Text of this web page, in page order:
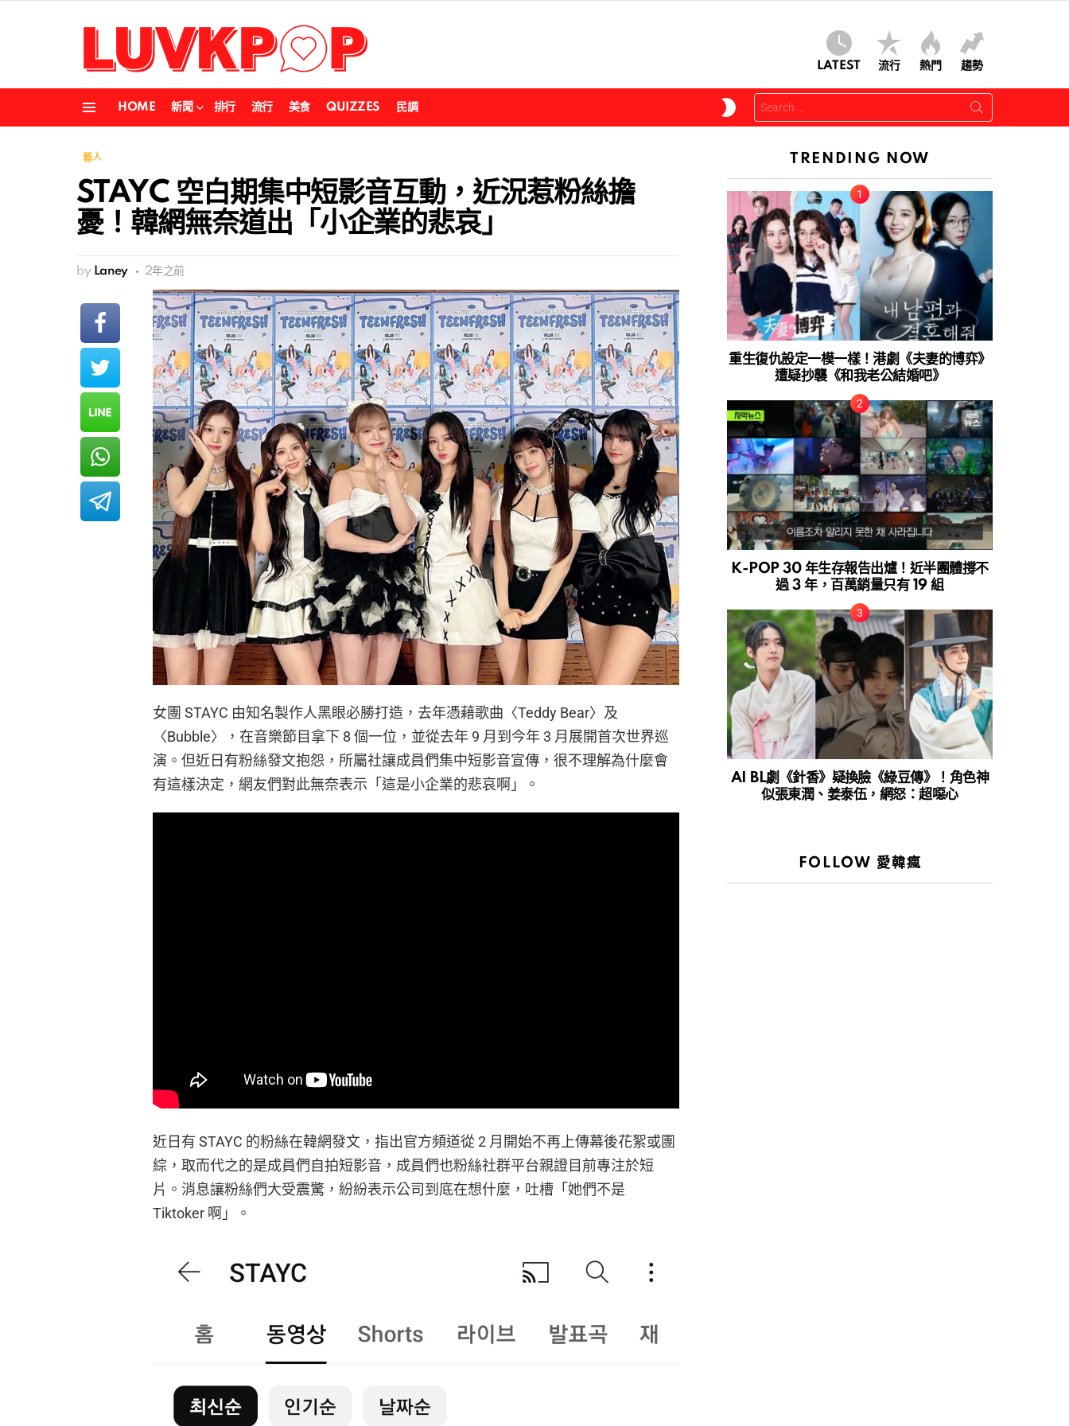
LATEST 流行 熱門 趨勢
HOME 新聞 排行 流行 美食 QUIZZES 民調
SKIN
Search
for:
藝人
STAYC 空白期集中短影音互動，近況惹粉絲擔
憂！韓網無奈道出「小企業的悲哀」
by Laney 2年之前
女團 STAYC 由知名製作人黑眼必勝打造，去年憑藉歌曲〈Teddy Bear〉及
〈Bubble〉，在音樂節目拿下 8 個一位，並從去年 9 月到今年 3 月展開首次世界巡
演。但近日有粉絲發文抱怨，所屬社讓成員們集中短影音宣傳，很不理解為什麼會
有這樣決定，網友們對此無奈表示「這是小企業的悲哀啊」。
近日有 STAYC 的粉絲在韓網發文，指出官方頻道從 2 月開始不再上傳幕後花絮或團
綜，取而代之的是成員們自拍短影音，成員們也粉絲社群平台親證目前專注於短
片。消息讓粉絲們大受震驚，紛紛表示公司到底在想什麼，吐槽「她們不是
Tiktoker 啊」。
TRENDING NOW
重生復仇設定一模一樣！港劇《夫妻的博弈》
遭疑抄襲《和我老公結婚吧》
K-POP 30 年生存報告出爐！近半團體撐不
過 3 年，百萬銷量只有 19 組
AI BL劇《針香》疑換臉《綠豆傳》！角色神
似張東潤、姜泰伍，網怒：超噁心
FOLLOW 愛韓瘋